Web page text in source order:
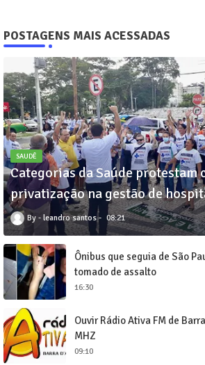
POSTAGENS MAIS ACESSADAS
SAUDÊ
Categorias da Saúde protestam
privatização na gestão de
leandro santos 08:21
Ônibus que seguia de São
tomado de assalto
16:30
Ouvir Rádio Ativa FM de
MHZ
09:10